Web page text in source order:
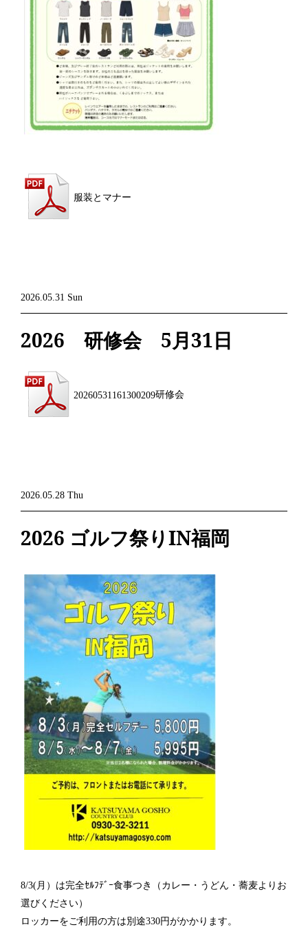
服装とマナー
2026.05.31 Sun
2026 研修会 5月31日
20260531161300209研修会
2026.05.28 Thu
2026 ゴルフ祭りIN福岡
8/3(月）は完全ｾﾙﾌﾃﾞｰ食事つき（カレー・うどん・蕎麦よりお
選びください）
ロッカーをご利用の方は別途330円がかかります。